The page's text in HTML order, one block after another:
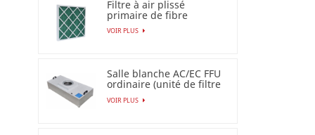
Filtre à air plissé
primaire de fibre
synthétique pour
industriel
VOIR PLUS
Salle blanche AC/EC FFU
ordinaire (unité de filtre
de ventilateur)
VOIR PLUS